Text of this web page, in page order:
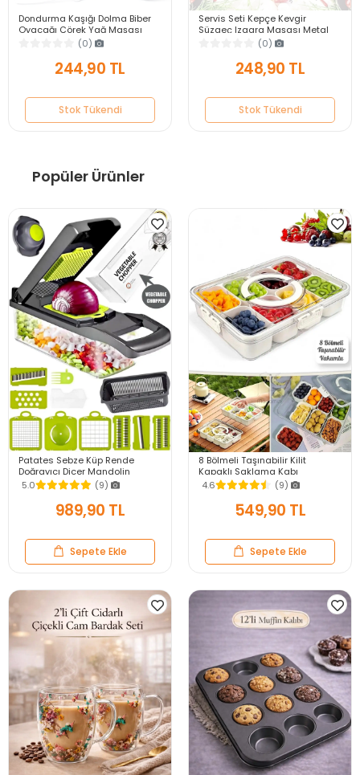
Dondurma Kaşığı Dolma Biber
Oyacağı Çörek Yağ Maşası
Yumurta Çırpıcı Patates Ezici
(0)
244,90 TL
Stok Tükendi
Servis Seti Kepçe Kevgir
Süzgeç Izgara Maşası Metal
Patates Ezici Çelik Tel Çırpıcı
(0)
248,90 TL
Stok Tükendi
Popüler Ürünler
Patates Sebze Küp Rende
Doğrayıcı Dicer Mandolin
Dilimleyici Jülyen Kesici
Vegetable Chopper Seti
5.0 (9)
989,90 TL
Sepete Ekle
8 Bölmeli Taşınabilir Kilit
Kapaklı Saklama Kabı
Kahvaltılık Organizer Piknik Seti
Gıda Kutusu
4.6 (9)
549,90 TL
Sepete Ekle